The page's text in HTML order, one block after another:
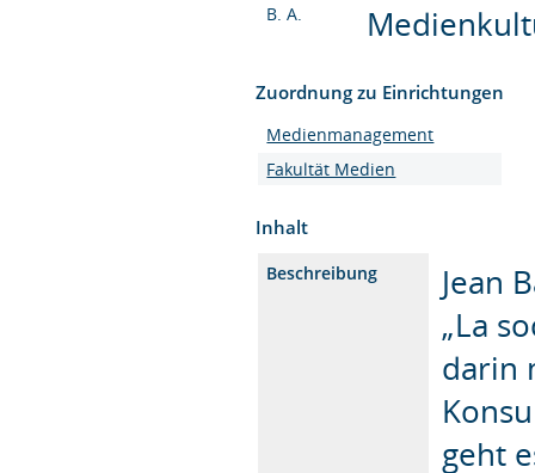
B. A.
Zuordnung zu Einrichtungen
Medienmanagement
Fakultät Medien
Inhalt
Beschreibung
Jean
„La
darin
geht